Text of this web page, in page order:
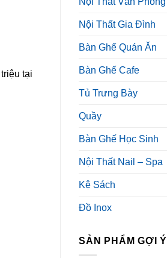
Nội Thất Gia Đình
Bàn Ghế Quán Ăn
Bàn Ghế Cafe
Tủ Trưng Bày
Quầy
Bàn Ghế Học Sinh
Nội Thất Nail – Spa
Kệ Sách
Đồ Inox
SẢN PHẨM GỢI Ý
tại